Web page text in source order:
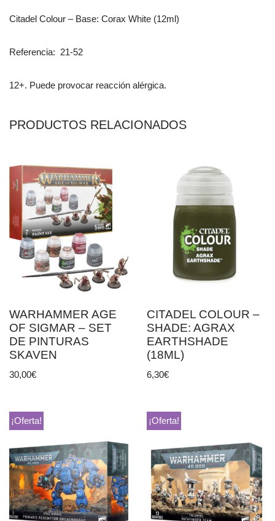
Citadel Colour – Base: Corax White (12ml)
Referencia: 21-52
12+. Puede provocar reacción alérgica.
PRODUCTOS RELACIONADOS
WARHAMMER AGE
OF SIGMAR – SET
DE PINTURAS
SKAVEN
30,00€
CITADEL COLOUR –
SHADE: AGRAX
EARTHSHADE
(18ML)
6,30€
¡Oferta! ¡Oferta!